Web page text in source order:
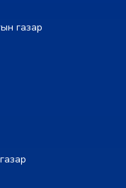
газар